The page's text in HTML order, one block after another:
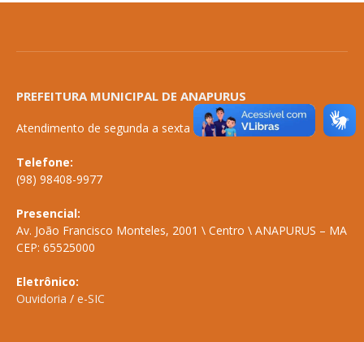
PREFEITURA MUNICIPAL DE ANAPURUS
Atendimento de segunda a sexta de 08:00 às 14:00
Telefone:
(98) 98408-9977
Presencial:
Av. João Francisco Monteles, 2001 \ Centro \ ANAPURUS – MA
CEP: 65525000
Eletrônico:
Ouvidoria / e-SIC